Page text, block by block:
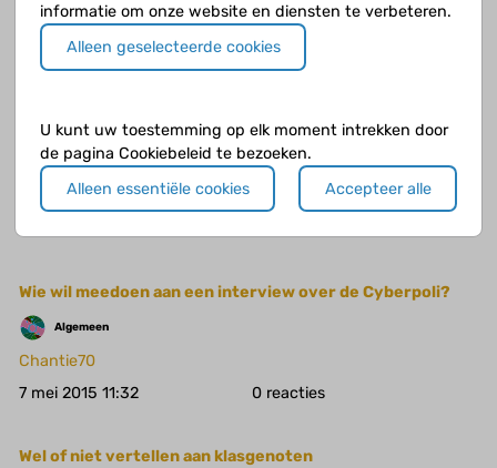
Esmee99
19 mei 2015 16:31
1
Diabetes
Diabetes en Autisme
Milountje
Algemeen
Wie wil meedoen aan een interview over de Cyberpoli?
Chantie70
7 mei 2015 11:32
0
Wel of niet vertellen aan klasgenoten
informatie om onze website en diensten te verbeteren.
Alleen geselecteerde cookies
U kunt uw toestemming op elk moment intrekken door
de pagina Cookiebeleid te bezoeken.
Alleen essentiële cookies
Accepteer alle